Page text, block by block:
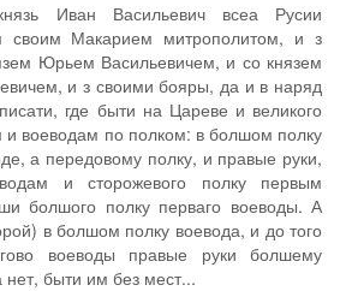
Иван Васильевич всеа Русии
своим Макарием митрополитом, и з
Юрьем Васильевичем, и со князем
и з своими бояры, да и в наряд
где быти на Цареве и великого
и воеводам по полком: в болшом полку
а передовому полку, и правые руки,
и сторожевого полку первым
болшого полку перваго воеводы. А
в болшом полку воевода, и до того
воеводы правые руки болшему
нет, быти им без мест...